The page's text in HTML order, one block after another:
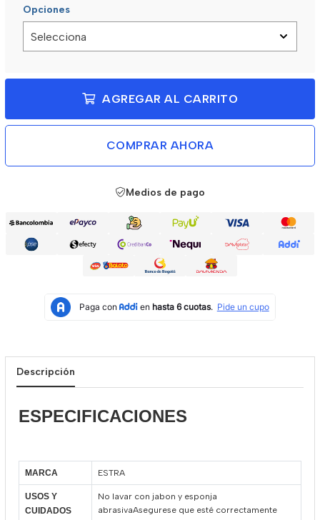
Opciones
AGREGAR AL CARRITO
COMPRAR AHORA
Medios de pago
Descripción
ESPECIFICACIONES
MARCA ESTRA
USOS Y
CUIDADOS
No lavar con jabon y esponja
abrasivaAsegurese que esté correctamente